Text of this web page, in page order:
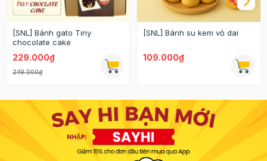
[SNL] Bánh gato Tiny
chocolate cake
229.000₫
249.000₫
[SNL] Bánh su kem vỏ dai
109.000₫